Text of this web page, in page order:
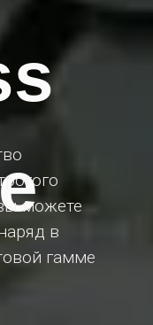
можете
в
гамме